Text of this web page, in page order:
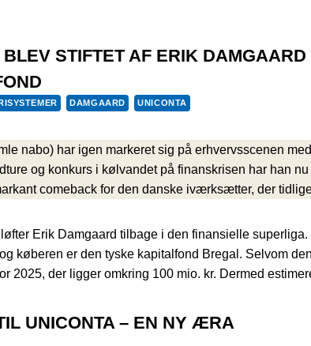
BLEV STIFTET AF ERIK
DAMGAARD UNICONTA
nabo) har igen markeret sig på erhvervsscenen
og konkurs i kølvandet på finanskrisen har han
comeback for den danske iværksætter, der
Erik Damgaard tilbage i den finansielle
køberen er den tyske kapitalfond Bregal. Selvom
2025, der ligger omkring 100 mio. kr. Dermed
UNICONTA – EN NY ÆRA